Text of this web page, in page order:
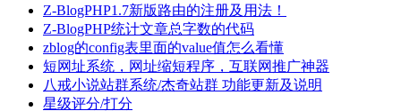
Z-BlogPHP1.7新版路由的注册及用法！
Z-BlogPHP统计文章总字数的代码
zblog的config表里面的value值怎么看懂
短网址系统，网址缩短程序，互联网推广神器
八戒小说站群系统/杰奇站群 功能更新及说明
星级评分/打分